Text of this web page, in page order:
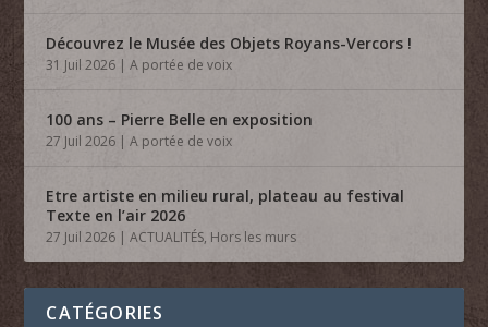
Découvrez le Musée des Objets Royans-Vercors !
31 Juil 2026 |A portée de voix
100 ans – Pierre Belle en exposition
27 Juil 2026 |A portée de voix
Etre artiste en milieu rural, plateau au festival
Texte en l’air 2026
27 Juil 2026 |ACTUALITÉS, Hors les murs
CATÉGORIES